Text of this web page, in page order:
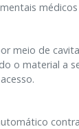
meio de
o material a
contra